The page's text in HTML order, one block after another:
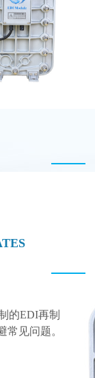
理设备
的EDI再制
常见问题。